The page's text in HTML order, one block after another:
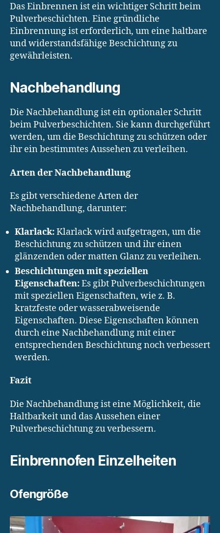
Das Einbrennen ist ein wichtiger Schritt beim
Pulverbeschichten. Eine gründliche
Einbrennung ist erforderlich, um eine haltbare
und widerstandsfähige Beschichtung zu
gewährleisten.
Nachbehandlung
Die Nachbehandlung ist ein optionaler Schritt
beim Pulverbeschichten. Sie kann durchgeführt
werden, um die Beschichtung zu schützen oder
ihr ein bestimmtes Aussehen zu verleihen.
Arten der Nachbehandlung
Es gibt verschiedene Arten der
Nachbehandlung, darunter:
Klarlack:Klarlack wird aufgetragen, um die
Beschichtung zu schützen und ihr einen
glänzenden oder matten Glanz zu verleihen.
Beschichtungen mit speziellen
Eigenschaften:Es gibt Pulverbeschichtungen
mit speziellen Eigenschaften, wie z. B.
kratzfeste oder wasserabweisende
Eigenschaften. Diese Eigenschaften können
durch eine Nachbehandlung mit einer
entsprechenden Beschichtung noch verbessert
werden.
Fazit
Die Nachbehandlung ist eine Möglichkeit, die
Haltbarkeit und das Aussehen einer
Pulverbeschichtung zu verbessern.
Einbrennofen Einzelheiten
Ofengröße